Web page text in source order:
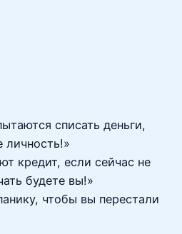
списать деньги,
личность!»
кредит, если сейчас не
будете вы!»
чтобы вы перестали